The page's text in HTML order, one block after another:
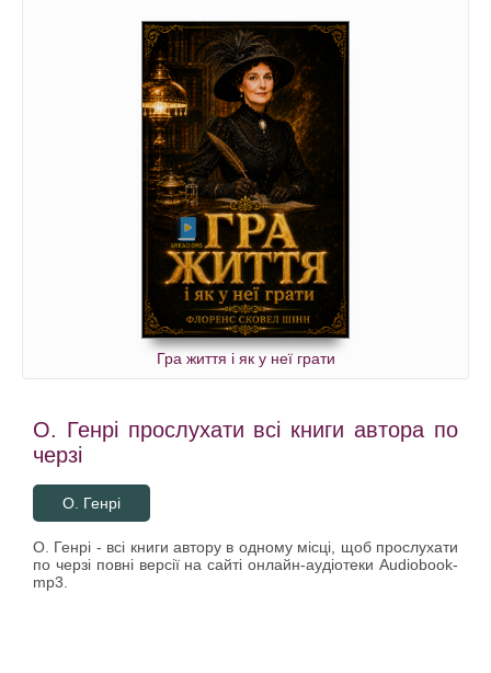
Гра життя і як у неї грати
О. Генрі прослухати всі книги автора по
черзі
О. Генрі
О. Генрі - всі книги автору в одному місці, щоб прослухати
по черзі повні версії на сайті онлайн-аудіотеки Audiobook-
mp3.